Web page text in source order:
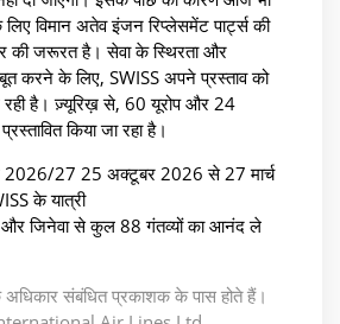
विमान अतेव इंजन रिप्लेसमेंट पार्ट्स की
की जरूरत है। सेवा के स्थिरता और
करने के लिए, SWISS अपने प्रस्ताव को
रही है। ज़्यूरिख़ से, 60 यूरोप और 24
किया जा रहा है।
2026/27 25 अक्टूबर 2026 से 27 मार्च
के यात्री
और जिनेवा से कुल 88 गंतव्यों का आनंद ले
अधिकार संबंधित प्रकाशक के पास होते हैं।